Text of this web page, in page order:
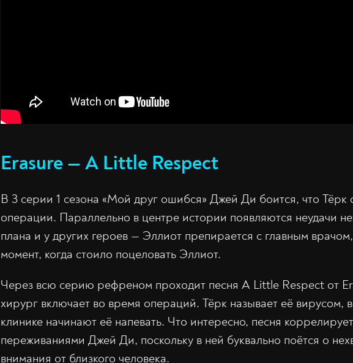
Erasure — A Little Respect
В 3 серии 1 сезона «Мой друг ошибся» Джей Ди боится, что
операции. Параллельно в центре истории появляются неудачи
плана и у других героев — Эллиот препирается с главным
момент, когда стоило поцеловать Эллиот.
Через всю серию рефреном проходит песня A Little Respect от
хирург включает во время операций. Тёрк называет её вирусом,
клинике начинают её напевать. Что интересно, песня
переживаниями Джей Ди, поскольку в ней буквально поётся о
внимания от близкого человека.